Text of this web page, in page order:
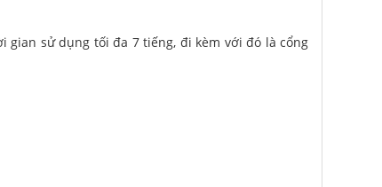
sử dụng tối đa 7 tiếng, đi kèm với đó là cổng